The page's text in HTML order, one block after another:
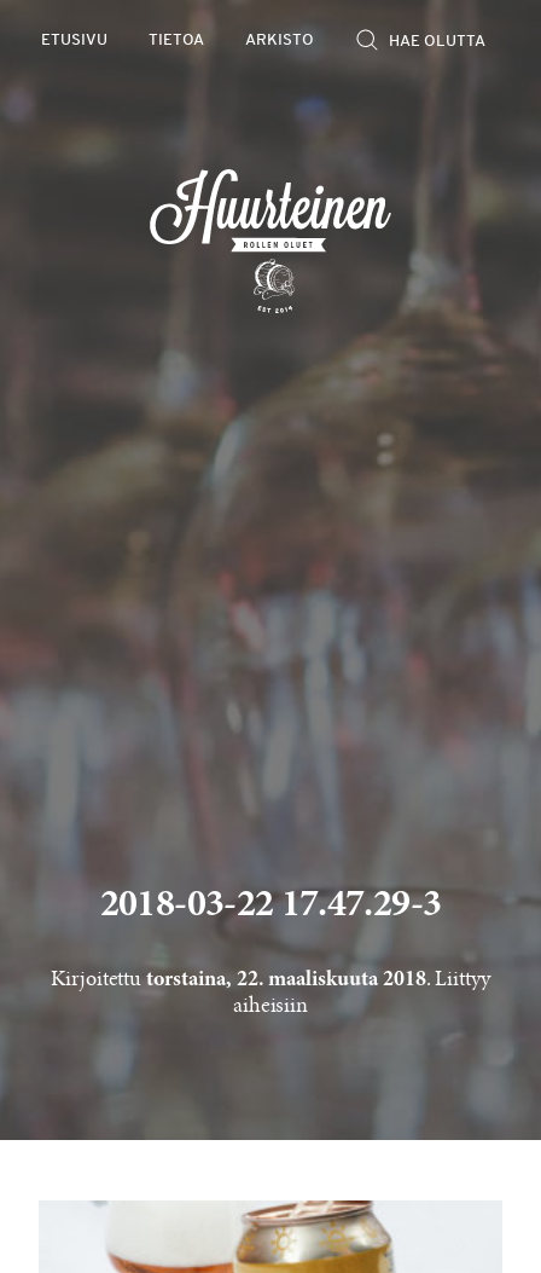
ETUSIVU TIETOA ARKISTO
2018-03-22 17.47.29-3
Kirjoitettutorstaina, 22. maaliskuuta 2018. Liittyy
aiheisiin